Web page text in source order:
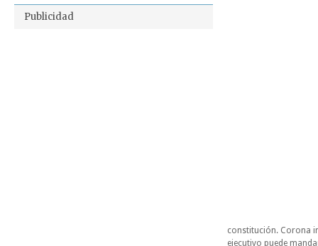
constitución. Corona
ejecutivo puede
Publicidad